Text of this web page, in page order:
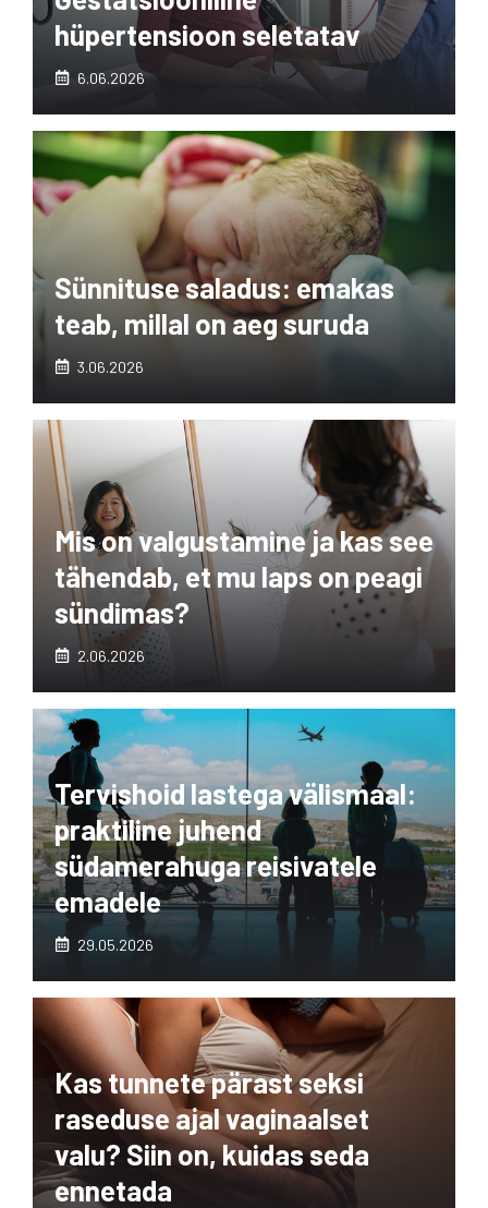
hüpertensioon seletatav
6.06.2026
Sünnituse saladus: emakas
teab, millal on aeg suruda
3.06.2026
Mis on valgustamine ja kas see
tähendab, et mu laps on peagi
sündimas?
2.06.2026
Tervishoid lastega välismaal:
praktiline juhend
südamerahuga reisivatele
emadele
29.05.2026
Kas tunnete pärast seksi
raseduse ajal vaginaalset
valu? Siin on, kuidas seda
ennetada